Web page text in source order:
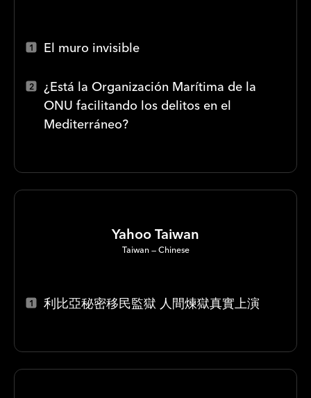
El muro invisible
¿Está la Organización Marítima de la
ONU facilitando los delitos en el
Mediterráneo?
Yahoo Taiwan
Taiwan Chinese
利比亞秘密移民監獄 人間煉獄真實上演